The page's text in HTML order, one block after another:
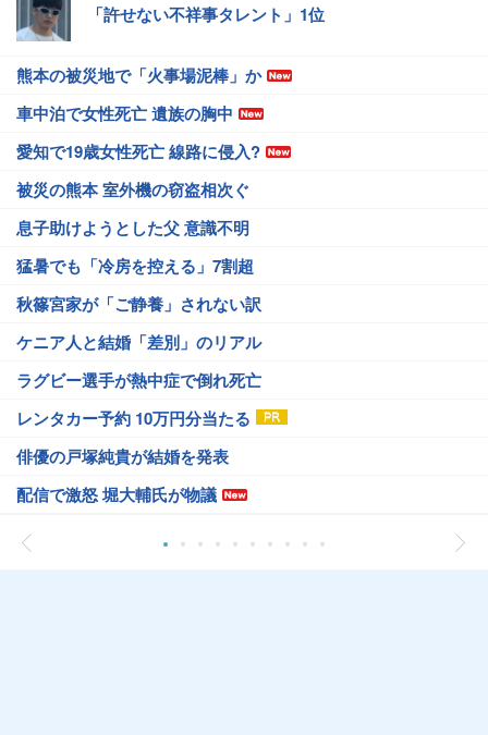
「許せない不祥事タレント」1位
熊本の被災地で「火事場泥棒」か
車中泊で女性死亡 遺族の胸中
愛知で19歳女性死亡 線路に侵入?
被災の熊本 室外機の窃盗相次ぐ
息子助けようとした父 意識不明
猛暑でも「冷房を控える」7割超
秋篠宮家が「ご静養」されない訳
ケニア人と結婚「差別」のリアル
ラグビー選手が熱中症で倒れ死亡
レンタカー予約 10万円分当たる
俳優の戸塚純貴が結婚を発表
配信で激怒 堀大輔氏が物議